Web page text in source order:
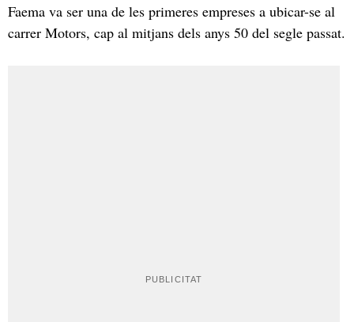
Faema va ser una de les primeres empreses a ubicar-se al
carrer Motors, cap al mitjans dels anys 50 del segle passat.